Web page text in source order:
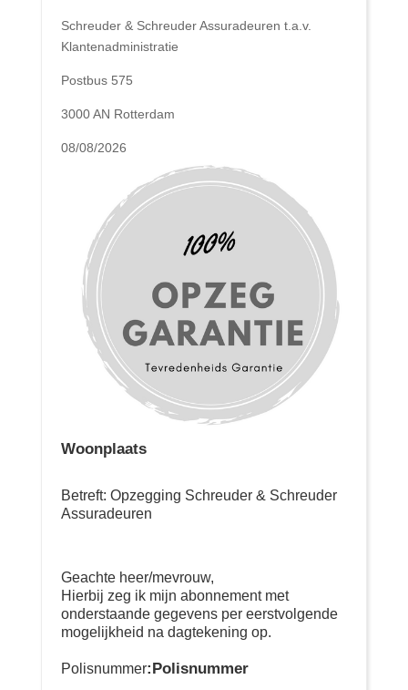
Schreuder & Schreuder Assuradeuren t.a.v.
Klantenadministratie
Postbus 575
3000 AN Rotterdam
08/08/2026
Woonplaats
Betreft: Opzegging Schreuder & Schreuder
Assuradeuren
Geachte heer/mevrouw,
Hierbij zeg ik mijn abonnement met
onderstaande gegevens per eerstvolgende
mogelijkheid na dagtekening op.
Polisnummer:Polisnummer